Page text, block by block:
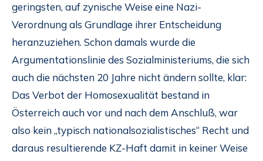
geringsten, auf zynische Weise eine Nazi-
Verordnung als Grundlage ihrer Entscheidung
heranzuziehen. Schon damals wurde die
Argumentationslinie des Sozialministeriums, die sich
auch die nächsten 20 Jahre nicht ändern sollte, klar:
Das Verbot der Homosexualität bestand in
Österreich auch vor und nach dem Anschluß, war
also kein „typisch nationalsozialistisches“ Recht und
daraus resultierende KZ-Haft damit in keiner Weise